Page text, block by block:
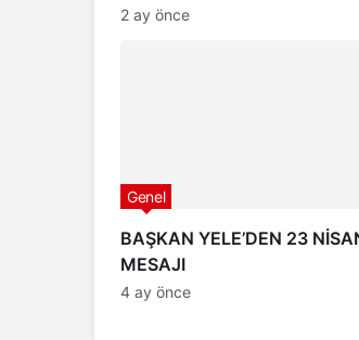
2 ay önce
BAŞKAN YELE’DEN 23
MESAJI
Genel
4 ay önce